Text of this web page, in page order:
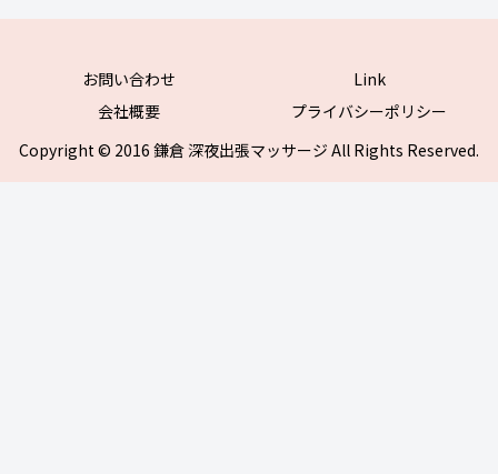
お問い合わせ
Link
会社概要
プライバシーポリシー
Copyright © 2016 鎌倉 深夜出張マッサージ All Rights Reserved.